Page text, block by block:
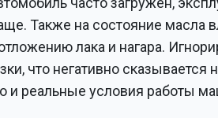
Также на состояние масла
лака и нагара.
что негативно
и реальные условия работы